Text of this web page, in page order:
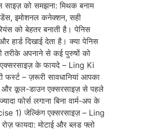
साइज़ को समझना: मिथक बनाम
इमोशनल कनेक्शन, सही
को बेहतर बनाती है। पेनिस
हार्ड दिखाई देता है। क्या पेनिस
तरीके अपनाने से कई पुरुषों को
एक्सरसाइज़ के फायदे – Ling Ki
फर्स्ट – ज़रूरी सावधानियां आपका
और कूल-डाउन एक्सरसाइज़ से पहले
फोर्स लगाना बिना वार्म-अप के
1) जेल्किंग एक्सरसाइज़ – Ling
फायदा: मोटाई और ब्लड फ्लो